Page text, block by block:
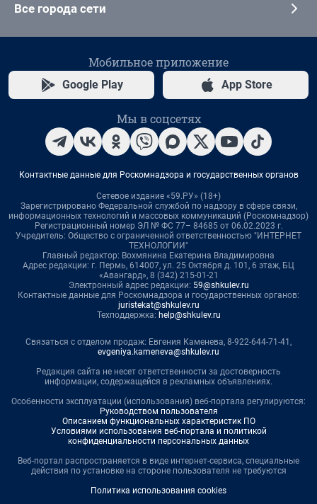
Все города сети
Мобильное приложение
Google Play App Store
Мы в соцсетях
Контактные данные для Роскомнадзора и государственных органов
Сетевое издание «59.РУ» (18+)
Зарегистрировано Федеральной службой по надзору в сфере связи,
информационных технологий и массовых коммуникаций (Роскомнадзор)
Регистрационный номер ЭЛ № ФС 77– 84685 от 06.02.2023 г.
Учредитель: Общество с ограниченной ответственностью "ИНТЕРНЕТ
ТЕХНОЛОГИИ"
Главный редактор: Вохмянина Екатерина Владимировна
Адрес редакции: г. Пермь, 614007, ул. 25 Октября д. 101, 6 этаж, БЦ
«Авангард», 8 (342) 215-01-21
Электронный адрес редакции: 59@shkulev.ru
Контактные данные для Роскомнадзора и государственных органов:
juristekat@shkulev.ru
Техподдержка: help@shkulev.ru
Связаться с отделом продаж: Евгения Каменева, 8-922-644-71-41,
evgeniya.kameneva@shkulev.ru
Редакция сайта не несет ответственности за достоверность
информации, содержащейся в рекламных объявлениях.
Особенности эксплуатации (использования) веб-портала регулируются:
Руководством пользователя
Описанием функциональных характеристик ПО
Условиями использования веб-портала и политикой
конфиденциальности персональных данных
Веб-портал распространяется в виде интернет-сервиса, специальные
действия по установке на стороне пользователя не требуются
Политика использования cookies